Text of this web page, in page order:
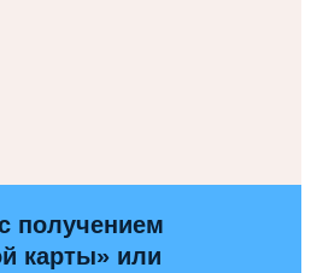
получением
карты» или